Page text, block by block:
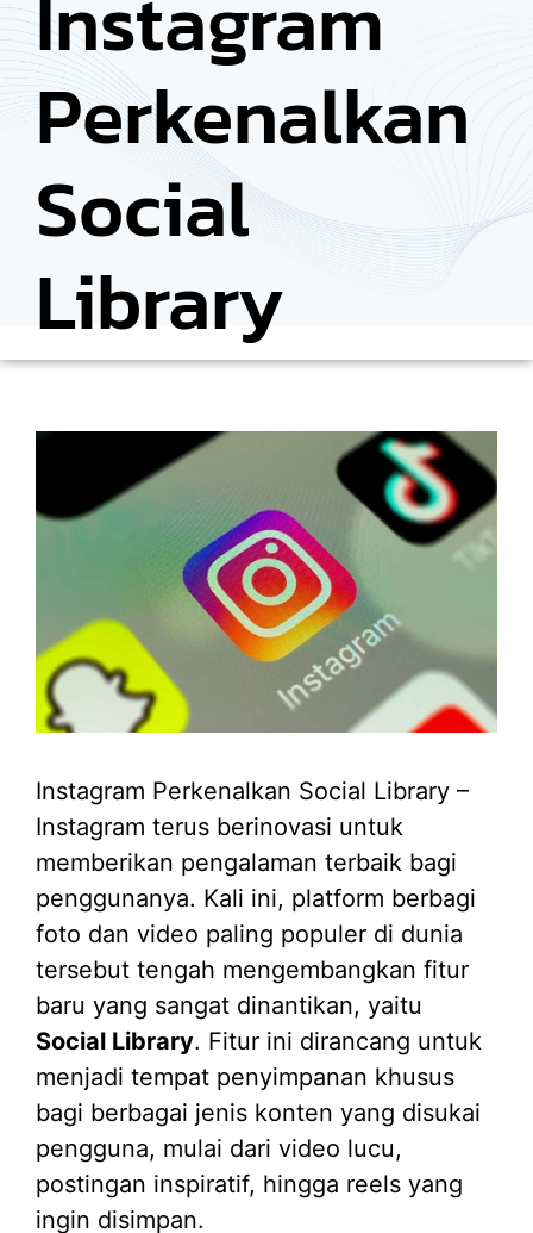
Perkenalkan
Social
Library
Instagram Perkenalkan Social Library –
Instagram terus berinovasi untuk
memberikan pengalaman terbaik bagi
penggunanya. Kali ini, platform berbagi
foto dan video paling populer di dunia
tersebut tengah mengembangkan fitur
baru yang sangat dinantikan, yaitu
Social Library. Fitur ini dirancang untuk
menjadi tempat penyimpanan khusus
bagi berbagai jenis konten yang disukai
pengguna, mulai dari video lucu,
postingan inspiratif, hingga reels yang
ingin disimpan.